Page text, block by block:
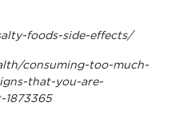
foods-side-effects/
consuming-too-much-
that-you-are-